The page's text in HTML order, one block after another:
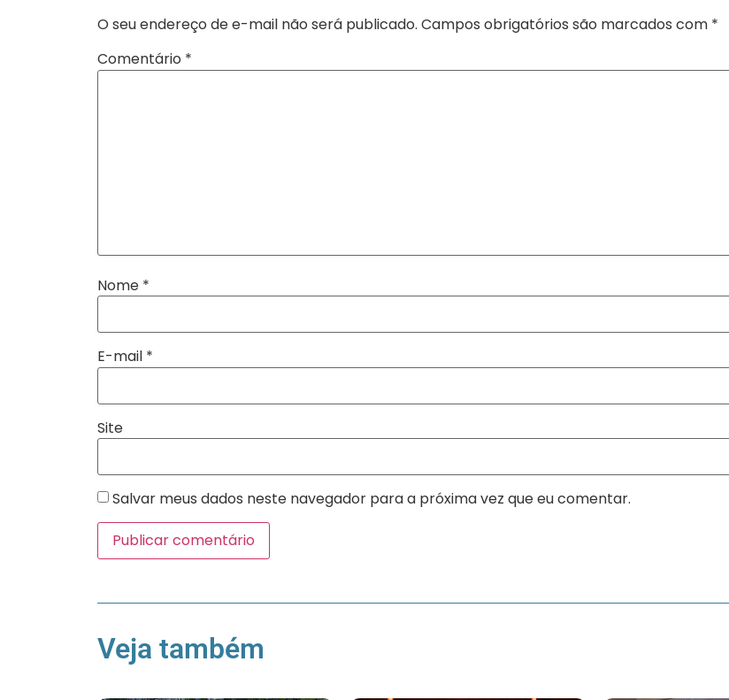
O seu endereço de e-mail não será publicado. Campos obrigatórios são marcados com *
Comentário *
Nome *
E-mail *
Site
Salvar meus dados neste navegador para a próxima vez que eu comentar.
Veja também